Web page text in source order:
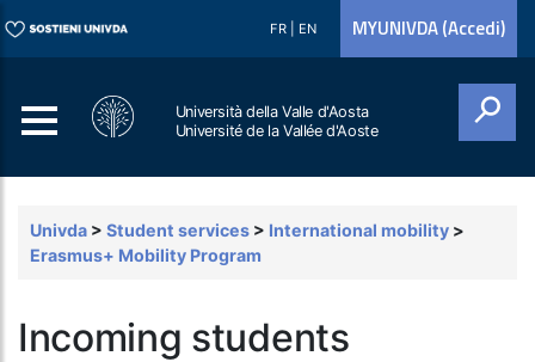
FR EN MYUNIVDA (Accedi)
Università della Valle d'Aosta
Université de la Vallée d'Aoste
Univda > Student services > International mobility >
Erasmus+ Mobility Program
Incoming students